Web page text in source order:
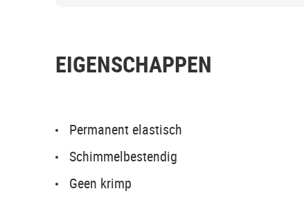
EIGENSCHAPPEN
Permanent elastisch
Schimmelbestendig
Geen krimp